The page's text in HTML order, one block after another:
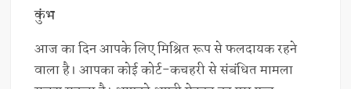
कुंभ
आज का दिन आपके लिए मिश्रित रूप से फलदायक रहने
वाला है। आपका कोई कोर्ट-कचहरी से संबंधित मामला